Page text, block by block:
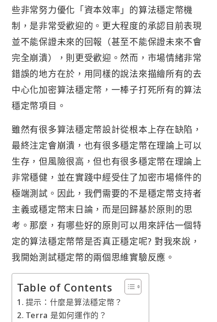
些非常努力優化「資本效率」的算法穩定幣機
制，是非常受歡迎的。更大程度的承認目前表現
並不能保證未來的回報（甚至不能保證未來不會
完全崩潰），則更受歡迎。然而，市場情緒非常
錯誤的地方在於，用同樣的說法來描繪所有的去
中心化加密算法穩定幣，一棒子打死所有的算法
穩定幣項目。
雖然有很多算法穩定幣設計從根本上存在缺陷，
最終注定會崩潰，也有很多穩定幣在理論上可以
生存，但風險很高，但也有很多穩定幣在理論上
非常穩健，並在實踐中經受住了加密市場條件的
極端測試。因此，我們需要的不是穩定幣支持者
主義或穩定幣末日論，而是回歸基於原則的思
考。那麼，有哪些好的原則可以用來評估一個特
定的算法穩定幣幣是否真正穩定呢? 對我來說，
我開始測試穩定幣的兩個思維實驗反應。
Table of Contents
提示：什麼是算法穩定幣？
Terra 是如何運作的？